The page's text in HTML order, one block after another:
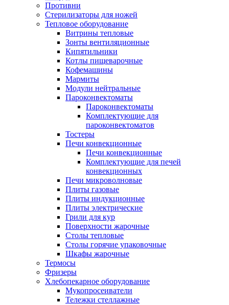
Противни
Стерилизаторы для ножей
Тепловое оборудование
Витрины тепловые
Зонты вентиляционные
Кипятильники
Котлы пищеварочные
Кофемашины
Мармиты
Модули нейтральные
Пароконвектоматы
Пароконвектоматы
Комплектующие для
пароконвектоматов
Тостеры
Печи конвекционные
Печи конвекционные
Комплектующие для печей
конвекционных
Печи микроволновые
Плиты газовые
Плиты индукционные
Плиты электрические
Грили для кур
Поверхности жарочные
Столы тепловые
Столы горячие упаковочные
Шкафы жарочные
Термосы
Фризеры
Хлебопекарное оборудование
Мукопросеиватели
Тележки стеллажные